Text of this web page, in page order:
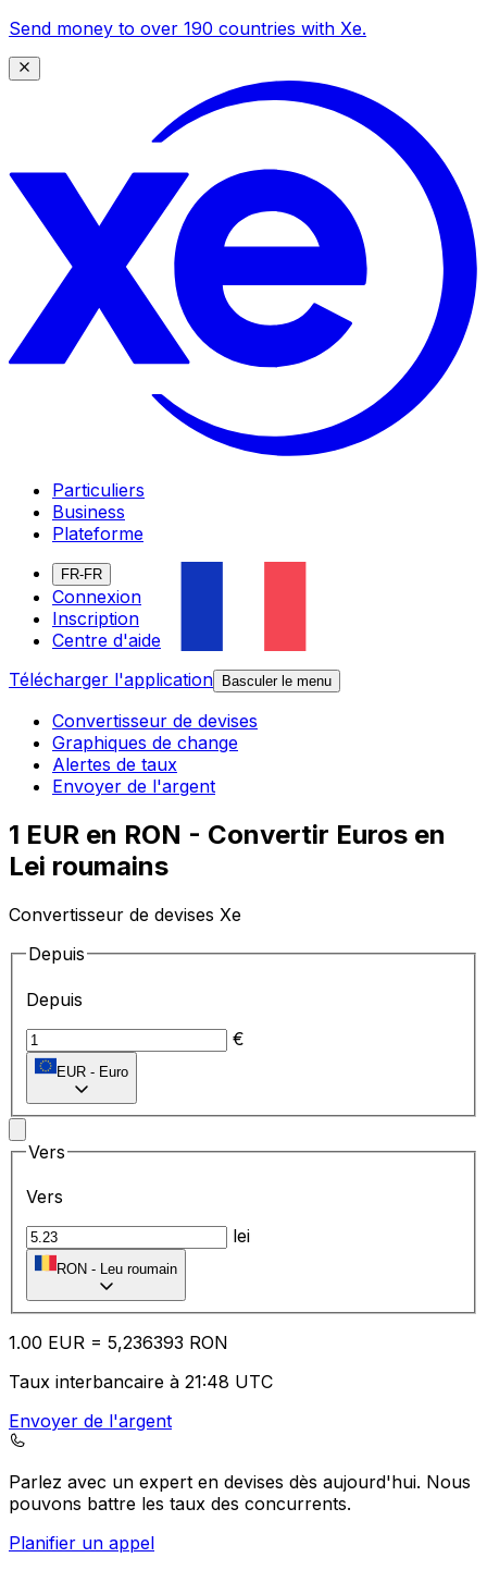
Send money to over 190 countries with Xe.
Particuliers
Business
Plateforme
FR-FR
Connexion
Inscription
Centre d'aide
Télécharger l'application
Basculer le menu
Convertisseur de devises
Graphiques de change
Alertes de taux
Envoyer de l'argent
1 EUR en RON - Convertir Euros en
Lei roumains
Convertisseur de devises Xe
Depuis
Depuis
€
EUR - Euro
Vers
Vers
lei
RON - Leu roumain
1.00 EUR = 5,236393 RON
Taux interbancaire à 21:48 UTC
Envoyer de l'argent
Parlez avec un expert en devises dès aujourd'hui. Nous
pouvons battre les taux des concurrents.
Planifier un appel